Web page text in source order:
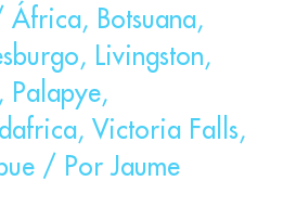
África, Botsuana,
, Livingston,
Palapye,
, Victoria Falls,
/ Por Jaume